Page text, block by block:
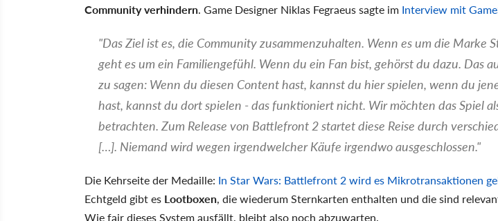
Community verhindern. Game Designer Niklas Fegraeus sagte im Interview mit
"Das Ziel ist es, die Community zusammenzuhalten. Wenn es um die Marke
geht es um ein Familiengefühl. Wenn du ein Fan bist, gehörst du dazu. Das
zu sagen: Wenn du diesen Content hast, kannst du hier spielen, wenn du
hast, kannst du dort spielen - das funktioniert nicht. Wir möchten das Spiel
betrachten. Zum Release von Battlefront 2 startet diese Reise durch
[…]. Niemand wird wegen irgendwelcher Käufe irgendwo ausgeschlossen."
Die Kehrseite der Medaille: In Star Wars: Battlefront 2 wird es Mikrotransaktionen
Echtgeld gibt es Lootboxen, die wiederum Sternkarten enthalten und die sind
Wie fair dieses System ausfällt, bleibt also noch abzuwarten.